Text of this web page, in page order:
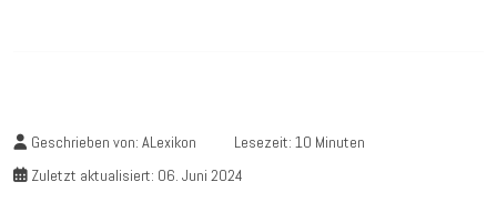
Geschrieben von: ALexikon
Lesezeit: 10 Minuten
Zuletzt aktualisiert: 06. Juni 2024